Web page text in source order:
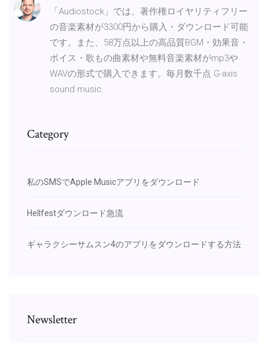
「Audiostock」では、著作権ロイヤリティフリー
の音楽素材が3300円から購入・ダウンロード可能
です。また、58万点以上の高品質BGM・効果音・
ボイス・歌もの曲素材や無料音楽素材がmp3や
WAVの形式で購入できます。毎月数千点 G-axis
sound music.
Category
私のSMSでApple Musicアプリをダウンロード
Hellfestダウンロード急流
ギャラクシーサムスン4のアプリをダウンロードする方法
Newsletter